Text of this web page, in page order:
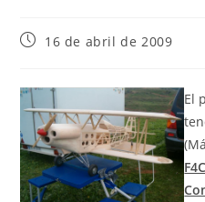
16 de abril de 2009
El